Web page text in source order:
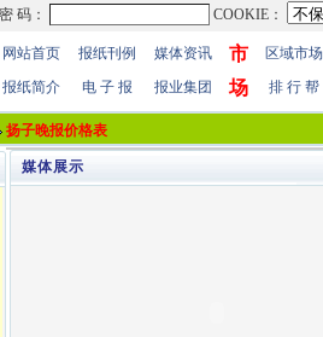
网站首页 报纸刊例 媒体资讯
市
场
区域市场
报纸简介
电 子 报 报业集团 排 行 帮
扬子晚报价格表
媒体展示